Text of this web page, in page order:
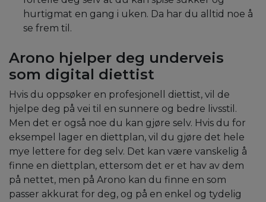
hurtigmat en gang i uken. Da har du alltid noe å
se frem til.
Arono hjelper deg underveis
som digital diettist
Hvis du oppsøker en profesjonell diettist, vil de
hjelpe deg på vei til en sunnere og bedre livsstil.
Men det er også noe du kan gjøre selv. Hvis du for
eksempel lager en diettplan, vil du gjøre det hele
mye lettere for deg selv. Det kan være vanskelig å
finne en diettplan, ettersom det er et hav av dem
på nettet, men på Arono kan du finne en som
passer akkurat for deg, og på en enkel og tydelig